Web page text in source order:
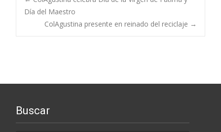
Post
navigation
Día del Maestro
ColAgustina presente en reinado del reciclaje →
Buscar